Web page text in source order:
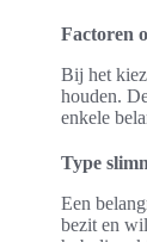
Factoren
Bij het
houden.
enkele
Type
Een
bezit en